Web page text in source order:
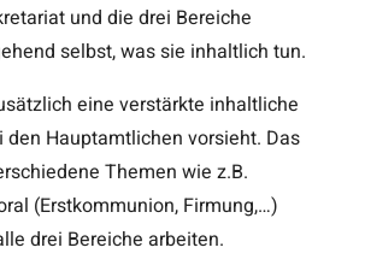
und die drei Bereiche
selbst, was sie inhaltlich tun.
eine verstärkte inhaltliche
den Hauptamtlichen vorsieht. Das
Themen wie z.B.
(Erstkommunion, Firmung,…)
drei Bereiche arbeiten.